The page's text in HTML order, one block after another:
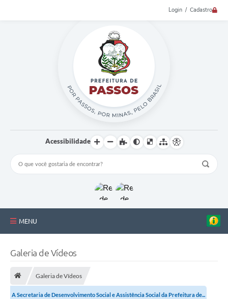
Login / Cadastro
Acessibilidade
MENU
Galeria de Vídeos
Galeria de Vídeos
A Secretaria de Desenvolvimento Social e Assistência Social da Prefeitura de...